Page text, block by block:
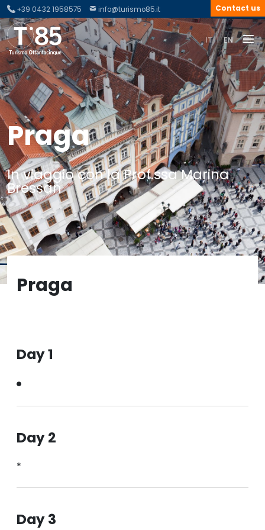
IT | EN
+39 0432 1958575 info@turismo85.it Contact us
Praga
In viaggio con la Prof.ssa Marina
Bressan
Praga
Day 1
Day 2
*
Day 3